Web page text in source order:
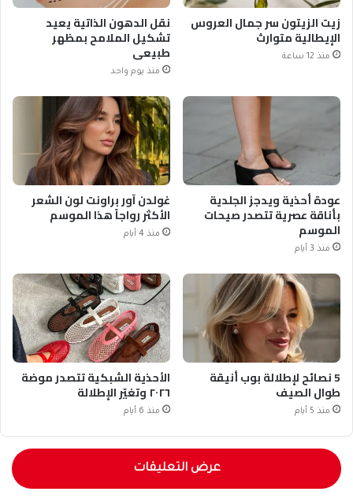
زيت الزيتون سر جمال العروس
الإيطالية متوارث
منذ 12 ساعة
نقل الدهون الذاتية يعيد
تشكيل الملامح بمظهر
طبيعي
منذ يوم واحد
عودة أحذية ويدجز الجلدية
بأناقة عصرية تتصدر صيحات
الموسم
منذ 3 أيام
غولدن آور براونت لون الشعر
الأكثر رواجاً هذا الموسم
منذ 4 أيام
5 نصائح لإطلالة بوب أنيقة
طوال الصيف
منذ 5 أيام
الأحذية الشبكية تتصدر موضة
٢٠٢٦ وتغيّر الإطلالة
منذ 6 أيام
عرض التعليقات